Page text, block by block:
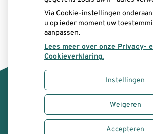
Uw Zorg Online|
Via Cookie-instellingen
u op ieder moment uw
aanpassen.
Lees meer over onze Privacy-
Cookieverklaring.
Instellingen
Weigeren
Accepteren